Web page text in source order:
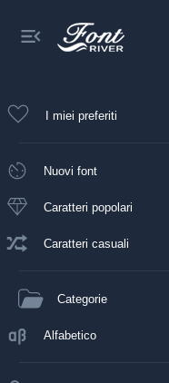
I miei preferiti
Nuovi font
Caratteri popolari
Caratteri casuali
Categorie
Alfabetico